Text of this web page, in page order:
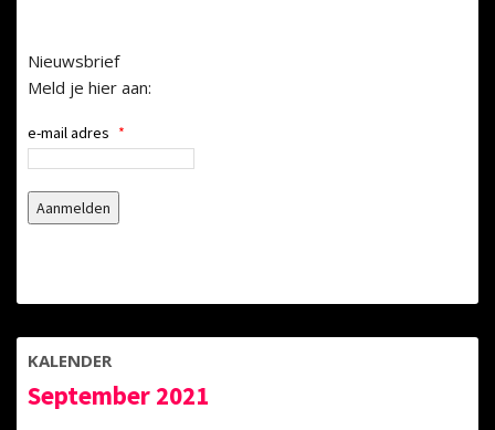
Nieuwsbrief
Meld je hier aan:
e-mail adres *
KALENDER
September 2021